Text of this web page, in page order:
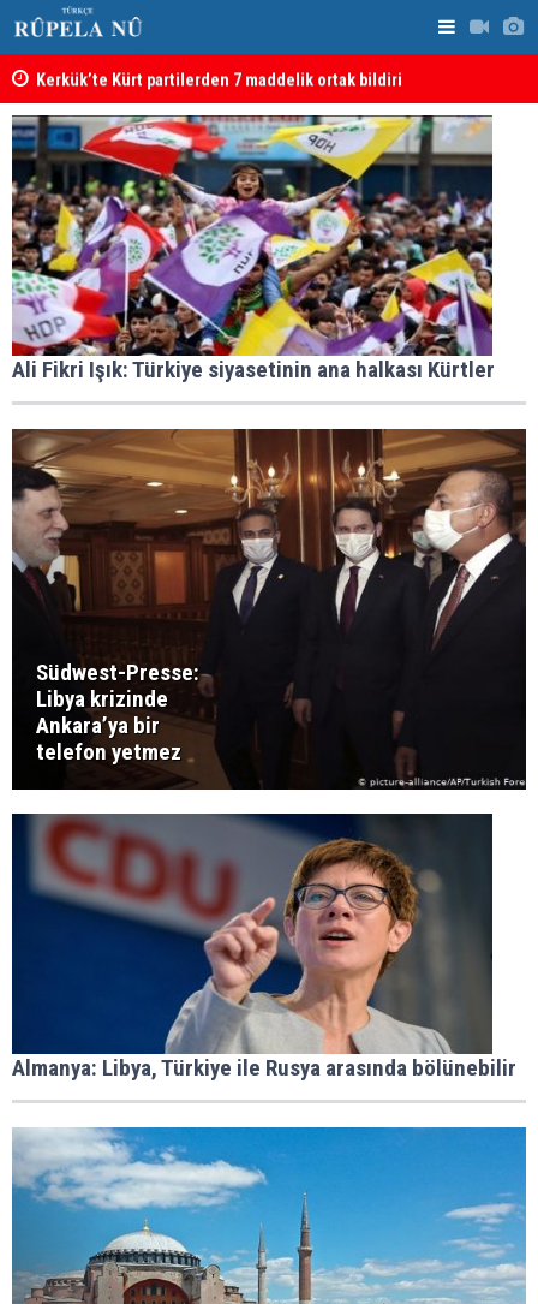
Kerkük’te Kürt partilerden 7 maddelik ortak bildiri
Ali Fikri Işık: Türkiye siyasetinin ana halkası Kürtler
Südwest-Presse:
Libya krizinde
Ankara’ya bir
telefon yetmez
Almanya: Libya, Türkiye ile Rusya arasında bölünebilir